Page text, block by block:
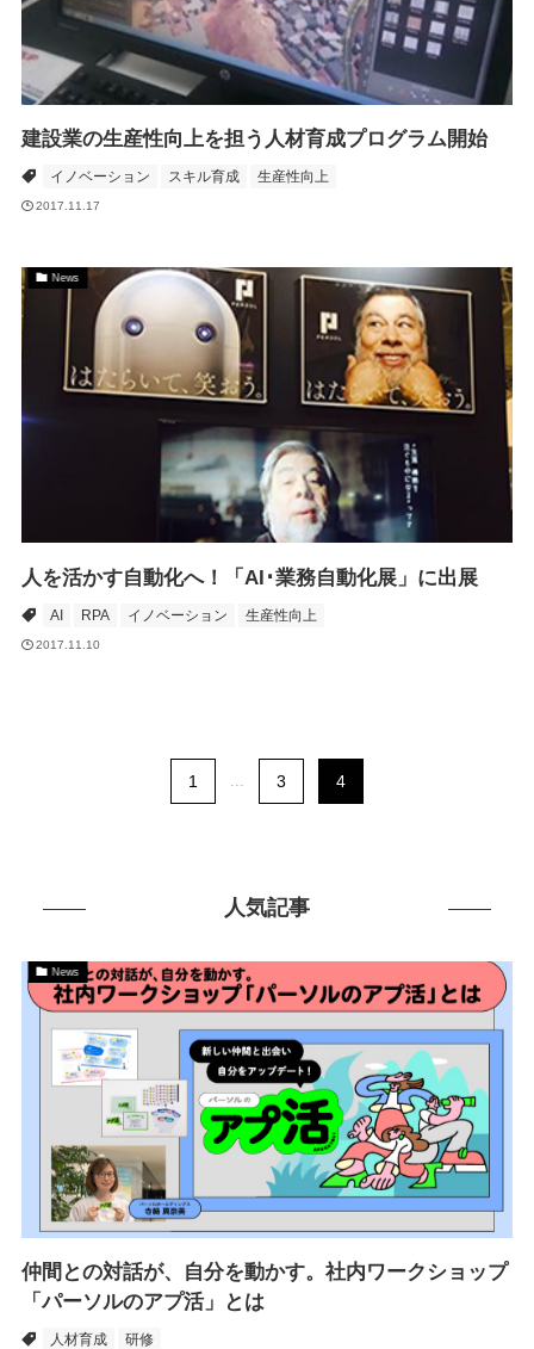
建設業の生産性向上を担う人材育成プログラム開始
イノベーション スキル育成 生産性向上
2017.11.17
News
人を活かす自動化へ！「AI･業務自動化展」に出展
AI RPA イノベーション 生産性向上
2017.11.10
1 ... 3 4
人気記事
News
仲間との対話が、自分を動かす。社内ワークショップ
「パーソルのアプ活」とは
人材育成 研修